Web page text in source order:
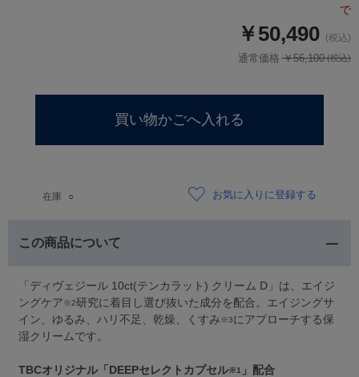
で
￥50,490
通常価格 ￥56,100
在庫 ○ お気に入りに登録する
この商品について
「ディヴェジール 10ct(テンカラット) クリーム D」は、エイジ
ングケア※2研究に着目し選び抜いた成分を配合。エイジングサ
イン、ゆるみ、ハリ不足、乾燥、くすみ※3にアプローチする保
湿クリームです。
TBCオリジナル「DEEPセレクトカプセル※1」配合